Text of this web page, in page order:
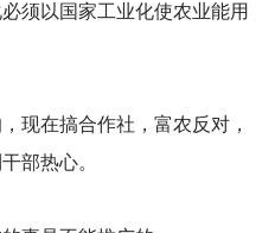
须以国家工业化使农业能用
现在搞合作社，富农反对，
部热心。